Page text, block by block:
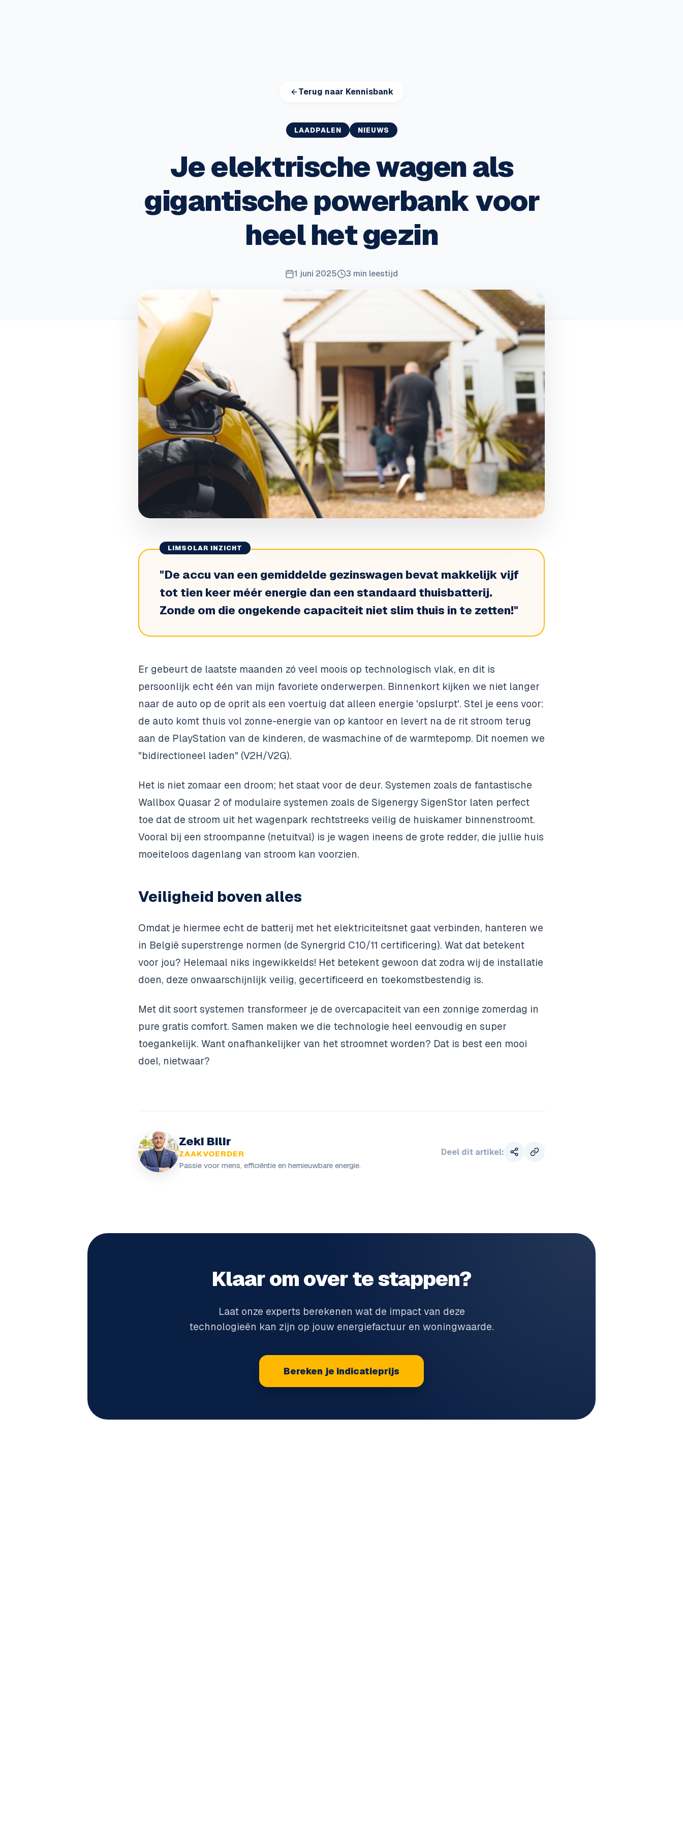
Terug naar Kennisbank
LAADPALEN NIEUWS
Je elektrische wagen als
gigantische powerbank voor
heel het gezin
1 juni 2025 3 min leestijd
LIMSOLAR INZICHT
"De accu van een gemiddelde gezinswagen bevat makkelijk vijf
tot tien keer méér energie dan een standaard thuisbatterij.
Zonde om die ongekende capaciteit niet slim thuis in te zetten!"
Er gebeurt de laatste maanden zó veel moois op technologisch vlak, en dit is
persoonlijk echt één van mijn favoriete onderwerpen. Binnenkort kijken we niet langer
naar de auto op de oprit als een voertuig dat alleen energie 'opslurpt'. Stel je eens voor:
de auto komt thuis vol zonne-energie van op kantoor en levert na de rit stroom terug
aan de PlayStation van de kinderen, de wasmachine of de warmtepomp. Dit noemen we
"bidirectioneel laden" (V2H/V2G).
Het is niet zomaar een droom; het staat voor de deur. Systemen zoals de fantastische
Wallbox Quasar 2 of modulaire systemen zoals de Sigenergy SigenStor laten perfect
toe dat de stroom uit het wagenpark rechtstreeks veilig de huiskamer binnenstroomt.
Vooral bij een stroompanne (netuitval) is je wagen ineens de grote redder, die jullie huis
moeiteloos dagenlang van stroom kan voorzien.
Veiligheid boven alles
Omdat je hiermee echt de batterij met het elektriciteitsnet gaat verbinden, hanteren we
in België superstrenge normen (de Synergrid C10/11 certificering). Wat dat betekent
voor jou? Helemaal niks ingewikkelds! Het betekent gewoon dat zodra wij de installatie
doen, deze onwaarschijnlijk veilig, gecertificeerd en toekomstbestendig is.
Met dit soort systemen transformeer je de overcapaciteit van een zonnige zomerdag in
pure gratis comfort. Samen maken we die technologie heel eenvoudig en super
toegankelijk. Want onafhankelijker van het stroomnet worden? Dat is best een mooi
doel, nietwaar?
Zeki Bilir
ZAAKVOERDER
Passie voor mens, efficiëntie en hernieuwbare energie.
Deel dit artikel:
Klaar om over te stappen?
Laat onze experts berekenen wat de impact van deze
technologieën kan zijn op jouw energiefactuur en woningwaarde.
Bereken je indicatieprijs